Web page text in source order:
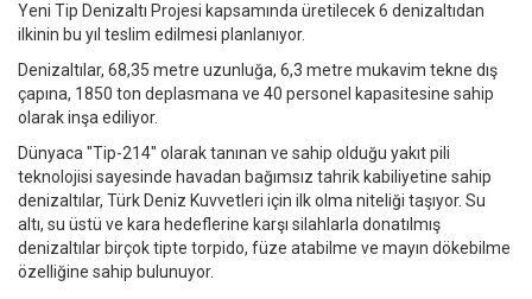
Yeni Tip Denizaltı Projesi kapsamında üretilecek 6 denizaltıdan
ilkinin bu yıl teslim edilmesi planlanıyor.
Denizaltılar, 68,35 metre uzunluğa, 6,3 metre mukavim tekne dış
çapına, 1850 ton deplasmana ve 40 personel kapasitesine sahip
olarak inşa ediliyor.
Dünyaca "Tip-214" olarak tanınan ve sahip olduğu yakıt pili
teknolojisi sayesinde havadan bağımsız tahrik kabiliyetine sahip
denizaltılar, Türk Deniz Kuvvetleri için ilk olma niteliği taşıyor. Su
altı, su üstü ve kara hedeflerine karşı silahlarla donatılmış
denizaltılar birçok tipte torpido, füze atabilme ve mayın dökebilme
özelliğine sahip bulunuyor.